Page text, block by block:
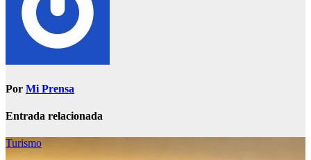
Por Mi Prensa
Entrada relacionada
Turismo